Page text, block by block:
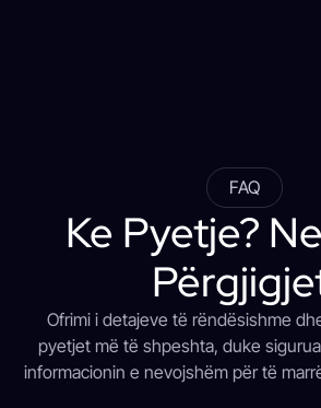
FAQ
Ke Pyetje?
Ofrimi i detajeve të rëndësishme
pyetjet më të shpeshta, duke
informacionin e nevojshëm për të